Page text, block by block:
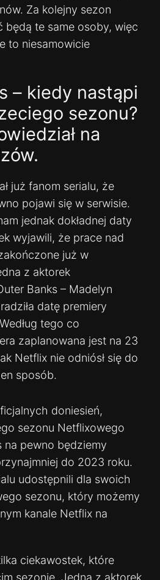
Za kolejny sezon
będą te same osoby, więc
to niesamowicie
– kiedy nastąpi
sezonu?
na
już fanom serialu, że
pojawi się w serwisie.
jednak dokładnej daty
wyjawili, że prace nad
już w
z aktorek
Banks – Madelyn
datę premiery
tego co
zaplanowana jest na 23
Netflix nie odniósł się do
sposób.
doniesień,
sezonu Netflixowego
na pewno będziemy
do 2023 roku.
udostępnili dla swoich
sezonu, który możemy
kanale Netflix na
ciekawostek, które
sezonie. Jedna z aktorek